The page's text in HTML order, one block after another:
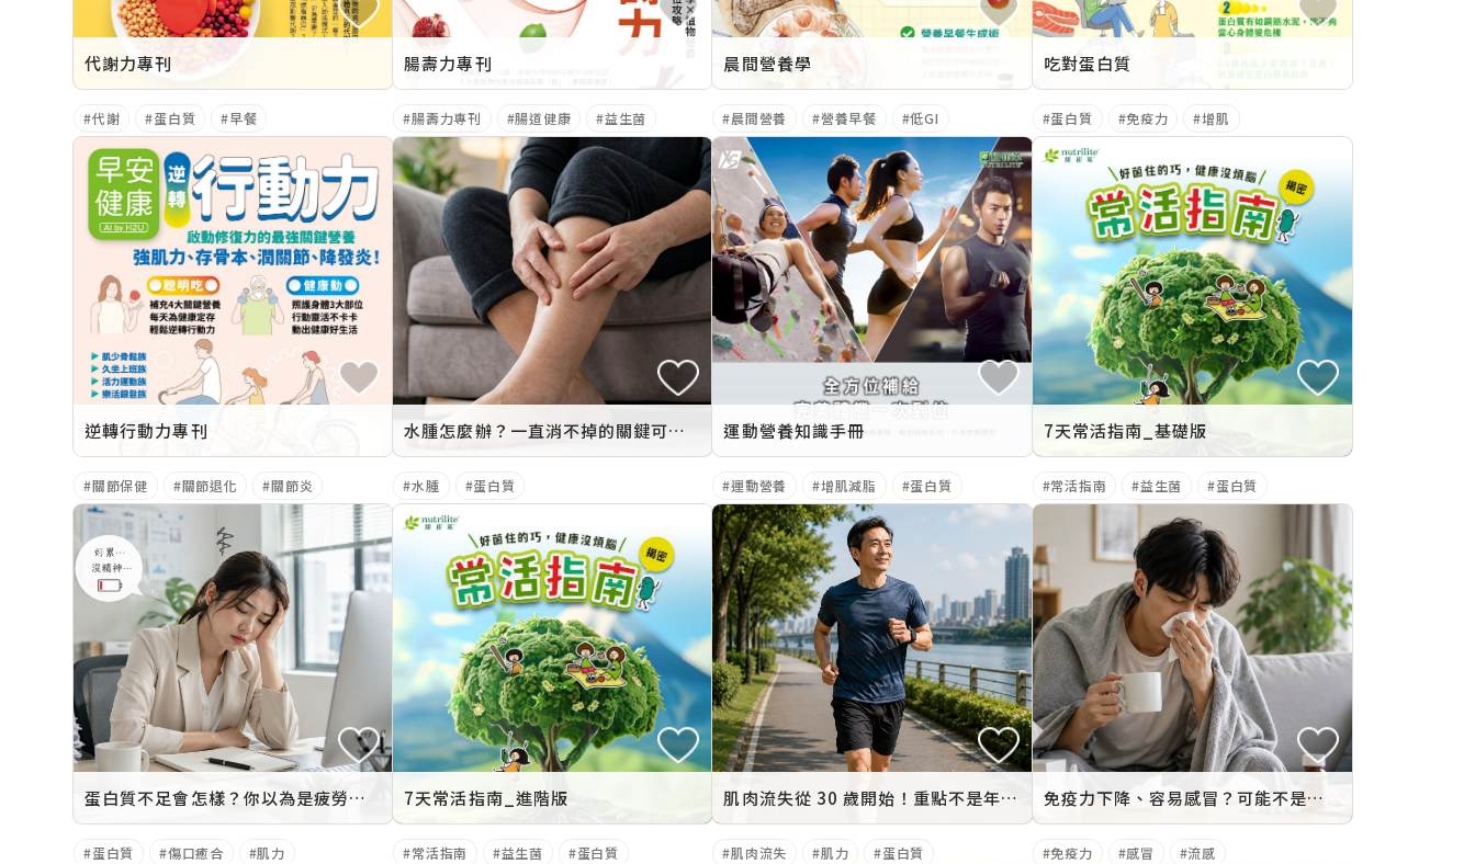
代謝力專刊
代謝 蛋白質 早餐
腸壽力專刊
腸壽力專刊 腸道健康 益生菌
晨間營養學
晨間營養 營養早餐 低GI
吃對蛋白質
蛋白質 免疫力 增肌
逆轉行動力專刊
關節保健 關節退化 關節炎
水腫怎麼辦？一直消不掉的關鍵可能是「蛋白質不足」！解析水腫原因與消水腫方法
水腫 蛋白質
運動營養知識手冊
運動營養 增肌減脂 蛋白質
7天常活指南_基礎版
常活指南 益生菌 蛋白質
蛋白質不足會怎樣？你以為是疲勞，其實是「蛋白質缺乏」！10大身體訊號與改善方法
蛋白質 傷口癒合 肌力
7天常活指南_進階版
常活指南 益生菌 蛋白質
肌肉流失從 30 歲開始！重點不是年齡，而是「蛋白質不足」！原因、症狀與改善一次看
肌肉流失 肌力 蛋白質
免疫力下降、容易感冒？可能不是壓力大虛弱，而是「蛋白質不足」
免疫力 感冒 流感